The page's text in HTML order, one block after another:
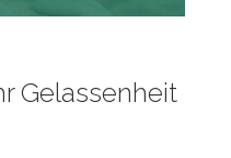
Gelassenheit